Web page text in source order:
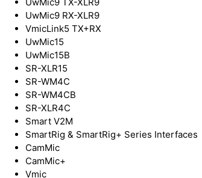
UwMic9 RX-XLR9
VmicLink5 TX+RX
UwMic15
UwMic15B
SR-XLR15
SR-WM4C
SR-WM4CB
SR-XLR4C
Smart V2M
SmartRig & SmartRig+ Series Interfaces
CamMic
CamMic+
Vmic